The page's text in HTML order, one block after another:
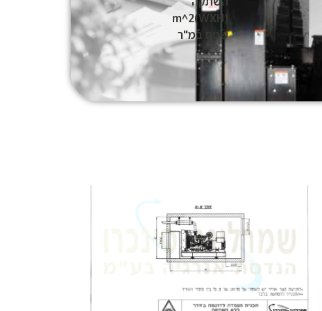
(WXH)m^2
שטח במ"ר